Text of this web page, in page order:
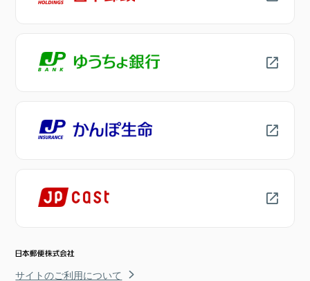
サイトのご利用について